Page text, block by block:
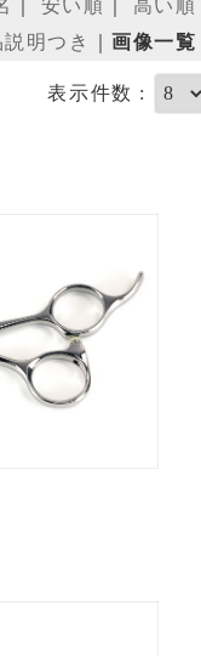
安い順
高い順
明つき ｜画像一覧
表示件数 :